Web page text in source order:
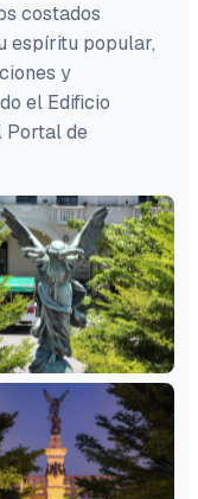
costados
espíritu popular,
y
el Edificio
Portal de